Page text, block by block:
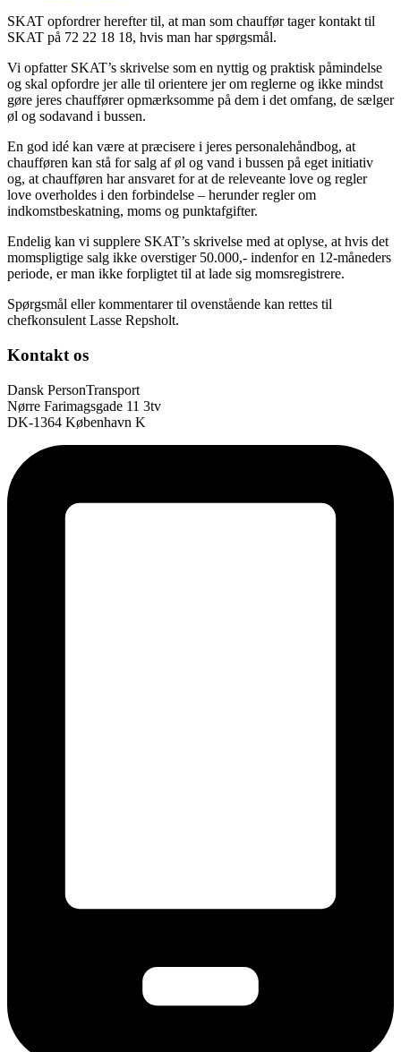
SKAT opfordrer herefter til, at man som chauffør tager kontakt til
SKAT på 72 22 18 18, hvis man har spørgsmål.
Vi opfatter SKAT’s skrivelse som en nyttig og praktisk påmindelse
og skal opfordre jer alle til orientere jer om reglerne og ikke mindst
gøre jeres chauffører opmærksomme på dem i det omfang, de sælger
øl og sodavand i bussen.
En god idé kan være at præcisere i jeres personalehåndbog, at
chaufføren kan stå for salg af øl og vand i bussen på eget initiativ
og, at chaufføren har ansvaret for at de releveante love og regler
love overholdes i den forbindelse – herunder regler om
indkomstbeskatning, moms og punktafgifter.
Endelig kan vi supplere SKAT’s skrivelse med at oplyse, at hvis det
momspligtige salg ikke overstiger 50.000,- indenfor en 12-måneders
periode, er man ikke forpligtet til at lade sig momsregistrere.
Spørgsmål eller kommentarer til ovenstående kan rettes til
chefkonsulent Lasse Repsholt.
Kontakt os
Dansk PersonTransport
Nørre Farimagsgade 11 3tv
DK-1364 København K